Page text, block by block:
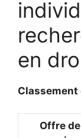
en
Offre de